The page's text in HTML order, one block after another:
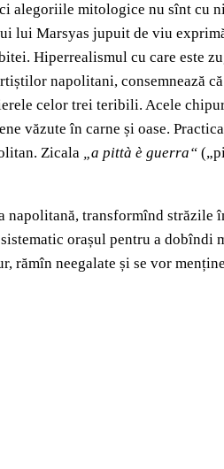
alegoriile mitologice nu sînt cu
lui Marsyas jupuit de viu
Hiperrealismul cu care este
napolitani, consemnează
celor trei teribili. Acele
văzute în carne și oase.
Zicala „a pittà è guerra“
napolitană, transformînd străzile
orașul pentru a dobîndi
rămîn neegalate și se vor